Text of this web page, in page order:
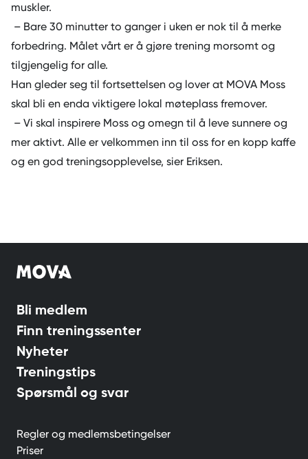
muskler.
– Bare 30 minutter to ganger i uken er nok til å merke
forbedring. Målet vårt er å gjøre trening morsomt og
tilgjengelig for alle.
Han gleder seg til fortsettelsen og lover at MOVA Moss
skal bli en enda viktigere lokal møteplass fremover.
– Vi skal inspirere Moss og omegn til å leve sunnere og
mer aktivt. Alle er velkommen inn til oss for en kopp kaffe
og en god treningsopplevelse, sier Eriksen.
Bli medlem
Finn treningssenter
Nyheter
Treningstips
Spørsmål og svar
Regler og medlemsbetingelser
Priser